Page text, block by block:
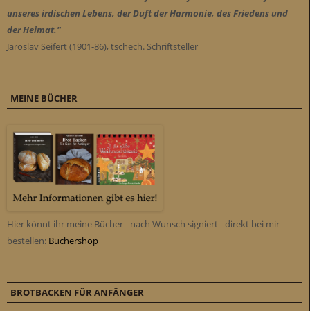
unseres irdischen Lebens, der Duft der Harmonie, des Friedens und
der Heimat."
Jaroslav Seifert (1901-86), tschech. Schriftsteller
MEINE BÜCHER
Hier könnt ihr meine Bücher - nach Wunsch signiert - direkt bei mir
bestellen: Büchershop
BROTBACKEN FÜR ANFÄNGER